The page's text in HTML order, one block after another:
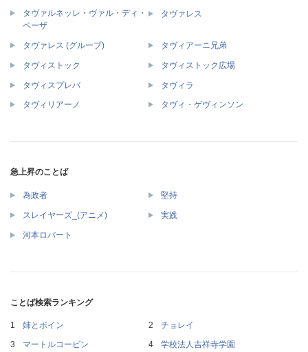
タヴァルネッレ・ヴァル・ディ・
ペーザ
タヴァレス
タヴァレス (グループ) タヴィアーニ兄弟
タヴィストック タヴィストック広場
タヴィスプレバ タヴィラ
タヴィリアーノ タヴィ・ゲヴィンソン
急上昇のことば
為政者 堅持
スレイヤーズ_(アニメ) 実践
河本ロバート
ことば検索ランキング
姉とボイン
チョレイ
マートルコービン
学校法人吉祥寺学園